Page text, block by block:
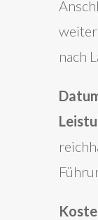
weiter
nach